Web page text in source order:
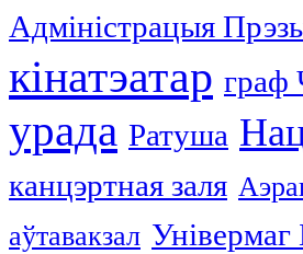
Адміністрацыя
кінатэатар граф
урада Ратуша
канцэртная заля
аўтавакзал Універмаг